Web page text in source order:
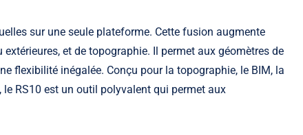
Slam mobile
sur une seule plateforme. Cette fusion augmente
et de topographie. Il permet aux géomètres de
flexibilité inégalée. Conçu pour la topographie, le BIM, la
RS10 est un outil polyvalent qui permet aux